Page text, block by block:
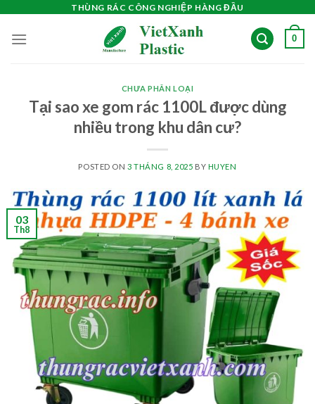
content
THÙNG RÁC CÔNG NGHIỆP HÀNG ĐẦU
0
CHƯA PHÂN LOẠI
Tại sao xe gom rác 1100L được dùng
nhiều trong khu dân cư?
POSTED ON3 THÁNG 8, 2025 BY HUYEN
03
Th8